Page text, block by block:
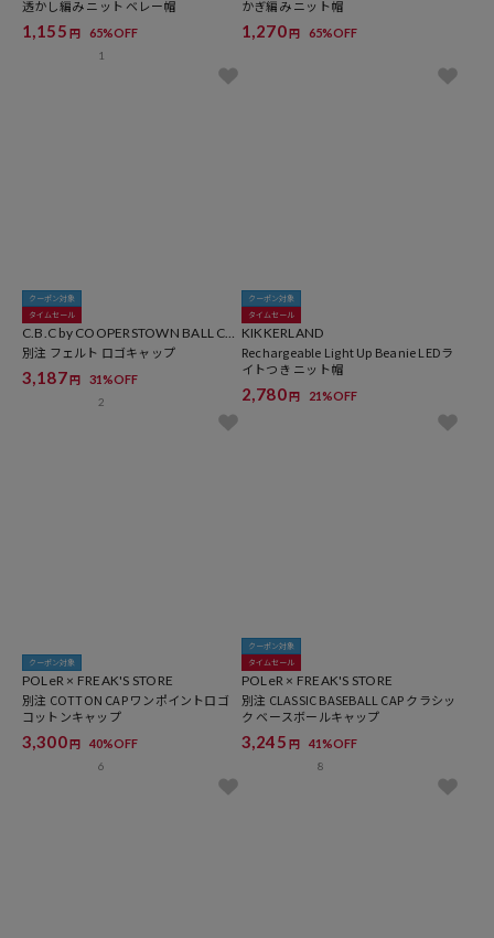
透かし編み ニット ベレー帽
1,155 円 65%OFF
1
かぎ編み ニット帽
1,270 円 65%OFF
クーポン対象
タイムセール
C.B.C by COOPERSTOWN BALL CA
P × FREAK'S STORE
別注 フェルト ロゴキャップ
3,187円 31%OFF
2
クーポン対象
タイムセール
KIKKERLAND
Rechargeable Light Up Beanie LEDラ
イトつき ニット帽
2,780円 21%OFF
クーポン対象
POLeR × FREAK'S STORE
別注 COTTON CAP ワンポイントロゴ
コットンキャップ
3,300円 40%OFF
6
クーポン対象
タイムセール
POLeR × FREAK'S STORE
別注 CLASSIC BASEBALL CAP クラシッ
ク ベースボールキャップ
3,245 円 41%OFF
8